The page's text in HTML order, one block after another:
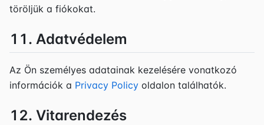
töröljük a fiókokat.
11. Adatvédelem
Az Ön személyes adatainak kezelésére vonatkozó
információk a Privacy Policy oldalon találhatók.
12. Vitarendezés